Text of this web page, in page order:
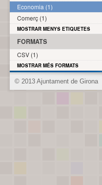
Economia (1)
Comerç (1)
MOSTRAR MENYS ETIQUETES
FORMATS
CSV (1)
MOSTRAR MÉS FORMATS
© 2013 Ajuntament de Girona